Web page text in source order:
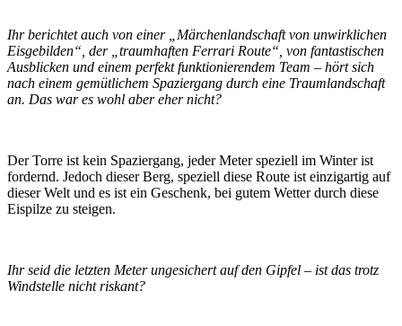
Ihr berichtet auch von einer „Märchenlandschaft von unwirklichen
Eisgebilden“, der „traumhaften Ferrari Route“, von fantastischen
Ausblicken und einem perfekt funktionierendem Team – hört sich
nach einem gemütlichem Spaziergang durch eine Traumlandschaft
an. Das war es wohl aber eher nicht?
Der Torre ist kein Spaziergang, jeder Meter speziell im Winter ist
fordernd. Jedoch dieser Berg, speziell diese Route ist einzigartig auf
dieser Welt und es ist ein Geschenk, bei gutem Wetter durch diese
Eispilze zu steigen.
Ihr seid die letzten Meter ungesichert auf den Gipfel – ist das trotz
Windstelle nicht riskant?